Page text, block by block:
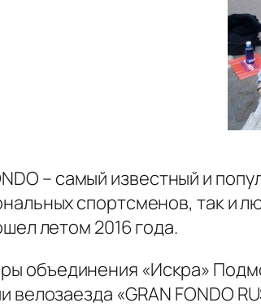
– самый известный и
спортсменов, так и
летом 2016 года.
объединения «Искра»
велозаезда «GRAN FONDO